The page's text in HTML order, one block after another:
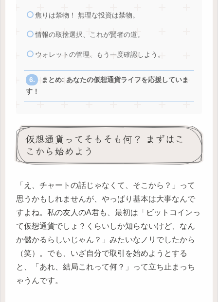
焦りは禁物！ 無理な投資は禁物。
情報の取捨選択、これが賢者の道。
ウォレットの管理、もう一度確認しよう。
まとめ: あなたの仮想通貨ライフを応援していま
す！
仮想通貨ってそもそも何？ まずはこ
こから始めよう
「え、チャートの話じゃなくて、そこから？」って
思うかもしれませんが、やっぱり基本は大事なんで
すよね。私の友人のA君も、最初は「ビットコインっ
て仮想通貨でしょ？くらいしか知らないけど、なん
か儲かるらしいじゃん？」みたいなノリでしたから
（笑）。でも、いざ自分で取引を始めようとする
と、「あれ、結局これって何？」って立ち止まっち
ゃうんです。